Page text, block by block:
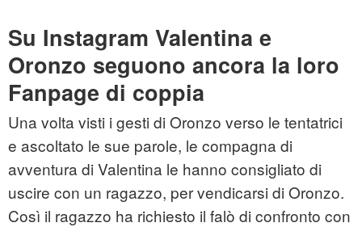
Su Instagram Valentina e
Oronzo seguono ancora la loro
Fanpage di coppia
Una volta visti i gesti di Oronzo verso le tentatrici
e ascoltato le sue parole, le compagna di
avventura di Valentina le hanno consigliato di
uscire con un ragazzo, per vendicarsi di Oronzo.
Così il ragazzo ha richiesto il falò di confronto con